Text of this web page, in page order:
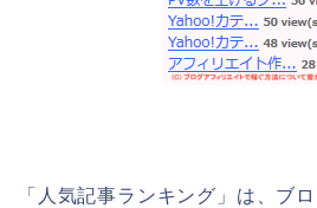
「人気記事ランキング」は、ブ